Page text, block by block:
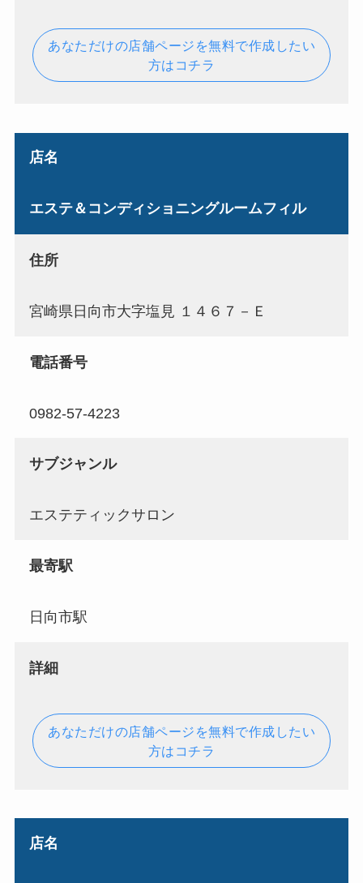
あなただけの店舗ページを無料で作成したい
方はコチラ
店名
エステ＆コンディショニングルームフィル
住所
宮崎県日向市大字塩見 １４６７－Ｅ
電話番号
0982-57-4223
サブジャンル
エステティックサロン
最寄駅
日向市駅
詳細
あなただけの店舗ページを無料で作成したい
方はコチラ
店名